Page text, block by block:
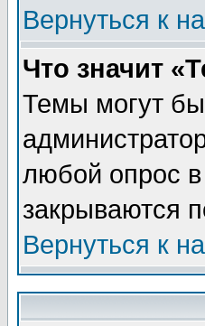
Вернуться к
Что значит
Темы могут
любой опрос
закрываются
Вернуться к